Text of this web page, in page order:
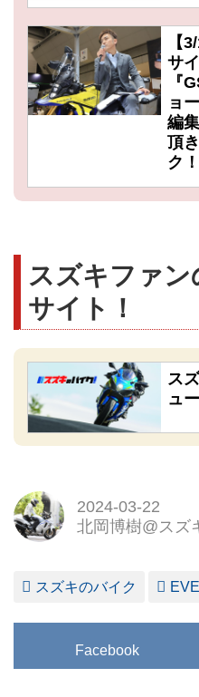
【
サ
『
ョ
編
頂
ク！
スズキファ
サイト！
ス
ュ
2024-03-22
北岡博樹@スズ
スズキのバイク
Facebook